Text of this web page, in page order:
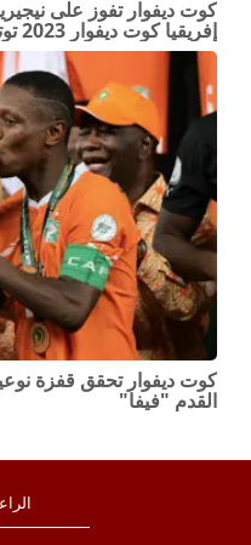
كوت ديفوار تفوز على
إفريقيا كوت ديفوار 2023 توتال إنيرجيز
كوت ديفوار تحقق قفزة
القدم "فيفا"